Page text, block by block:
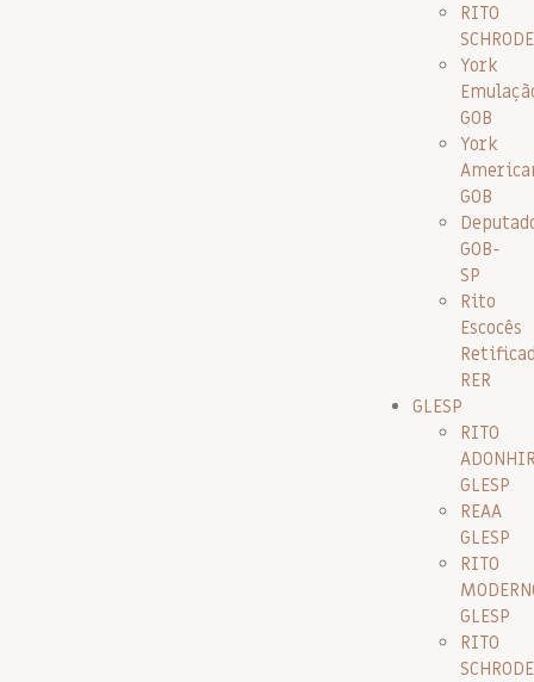
RITO
York
GOB
York
GOB
GOB-
SP
Rito
Escocês
RER
GLESP
RITO
GLESP
REAA
GLESP
RITO
GLESP
RITO